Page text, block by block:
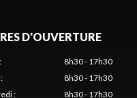
D'OUVERTURE
:
8h30 - 17h30
:
8h30 - 17h30
: 8h30 - 17h30